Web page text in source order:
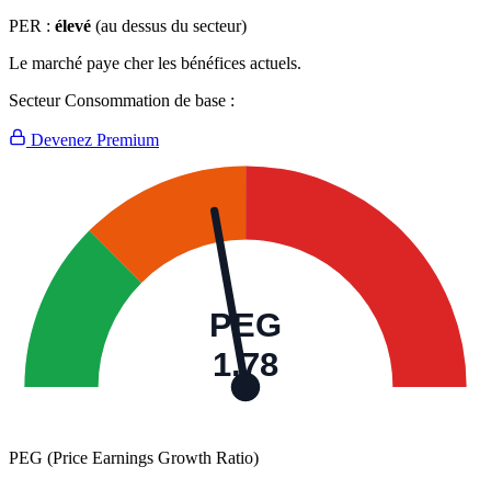
PER : élevé (au dessus du secteur)
Le marché paye cher les bénéfices actuels.
Secteur Consommation de base :
Devenez Premium
PEG
1,78
PEG (Price Earnings Growth Ratio)